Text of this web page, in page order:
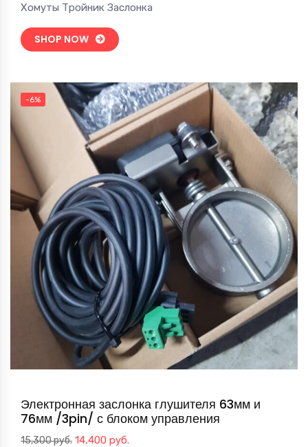
Хомуты Тройник Заслонка
SHOP NOW
-6%
Электронная заслонка глушителя 63мм и
76мм /3pin/ с блоком управления
15,300руб. Первоначальная
14,400 руб.